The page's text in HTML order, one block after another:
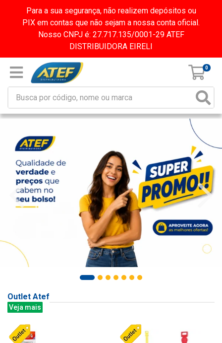
Para a sua segurança, não realizem depósitos ou
PIX em contas que não sejam a nossa conta oficial.
Nosso CNPJ é: 27.717.135/0001-29 ATEF
DISTRIBUIDORA EIRELI
0
Outlet Atef
Veja mais